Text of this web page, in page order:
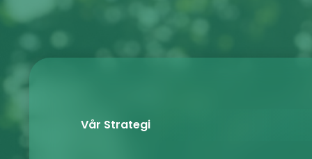
Vår Strategi